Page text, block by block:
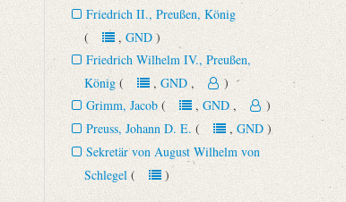
Friedrich II., Preußen, König
(, GND)
Friedrich Wilhelm IV., Preußen,
König (, GND, )
Grimm, Jacob (, GND, )
Preuss, Johann D. E. (, GND)
Sekretär von August Wilhelm von
Schlegel ()